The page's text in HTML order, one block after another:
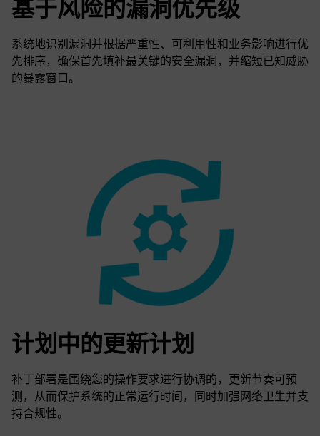
基于风险的漏洞优先级
系统地识别漏洞并根据严重性、可利用性和业务影响进行优
先排序，确保首先填补最关键的安全漏洞，并缩短已知威胁
的暴露窗口。
计划中的更新计划
补丁部署是围绕您的操作要求进行协调的，更新节奏可预
测，从而保护系统的正常运行时间，同时加强网络卫生并支
持合规性。